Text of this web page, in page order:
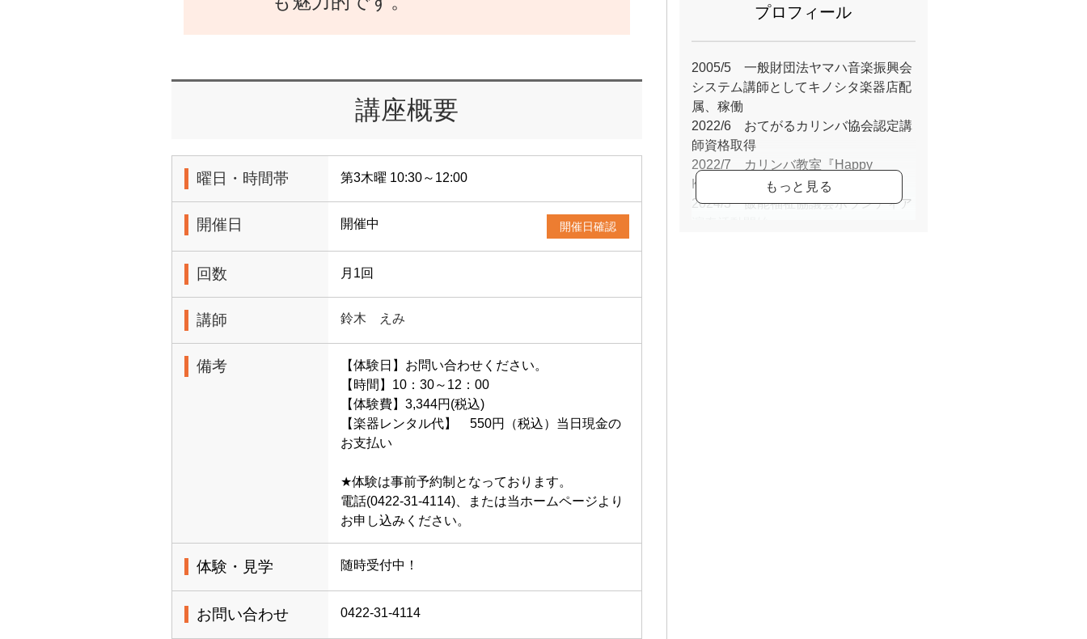
講座概要
曜日・時間帯 第3木曜 10:30～12:00
開催日 開催中 開催日確認
回数 月1回
講師 鈴木 えみ
備考
【体験日】お問い合わせください。
【時間】10：30～12：00
【体験費】3,344円(税込)
【楽器レンタル代】 550円（税込）当日現金の
お支払い
★体験は事前予約制となっております。
電話(0422-31-4114)、または当ホームページより
お申し込みください。
体験・見学 随時受付中！
お問い合わせ 0422-31-4114
プロフィール
2005/5 一般財団法ヤマハ音楽振興会
システム講師としてキノシタ楽器店配
属、稼働
2022/6 おてがるカリンバ協会認定講
師資格取得
2022/7 カリンバ教室『Happy
Kalimba』主催
2024/3 飯能福祉協議会ボランティア